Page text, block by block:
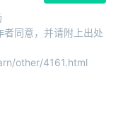
者同意，并请附上出处
other/4161.html